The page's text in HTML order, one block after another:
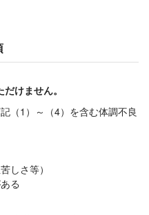
けません。
（1）～（4）を含む体調不良
しさ等）
る